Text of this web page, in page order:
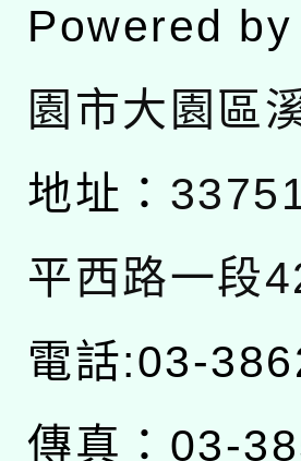
Powered by
園市大園區
地址：
平西路一段
電話:03-
傳真：03-